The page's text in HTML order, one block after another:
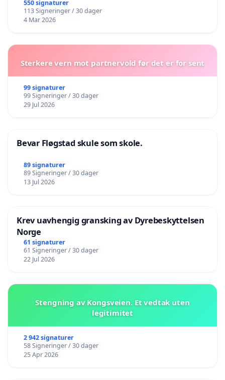
550 signaturer
113 Signeringer / 30 dager
4 Mar 2026
Sterkere vern mot partnervold før det er for sent
99 signaturer
99 Signeringer / 30 dager
29 Jul 2026
Bevar Fløgstad skule som skole.
89 signaturer
89 Signeringer / 30 dager
13 Jul 2026
Krev uavhengig gransking av Dyrebeskyttelsen
Norge
61 signaturer
61 Signeringer / 30 dager
22 Jul 2026
Stengning av Kongsveien. Et vedtak uten
legitimitet
2 942 signaturer
58 Signeringer / 30 dager
25 Apr 2026